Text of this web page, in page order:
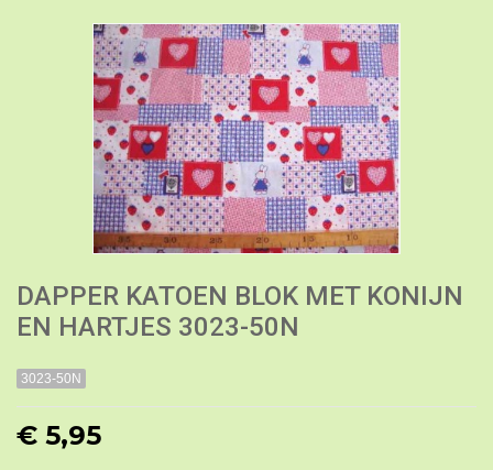
DAPPER KATOEN BLOK MET KONIJN
EN HARTJES 3023-50N
3023-50N
€ 5,95